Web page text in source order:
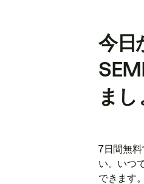
今日
まし
7日間無
い。いつ
できます。